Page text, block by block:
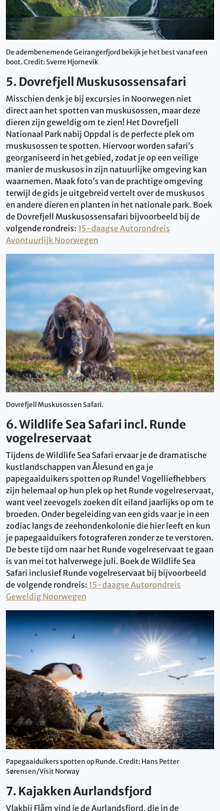
De adembenemende Geirangerfjord bekijk je het best vanaf een
boot. Credit: Sverre Hjornevik
5. Dovrefjell Muskusossensafari
Misschien denk je bij excursies in Noorwegen niet
direct aan het spotten van muskusossen, maar deze
dieren zijn geweldig om te zien! Het Dovrefjell
Nationaal Park nabij Oppdal is de perfecte plek om
muskusossen te spotten. Hiervoor worden safari’s
georganiseerd in het gebied, zodat je op een veilige
manier de muskusos in zijn natuurlijke omgeving kan
waarnemen. Maak foto’s van de prachtige omgeving
terwijl de gids je uitgebreid vertelt over de muskusos
en andere dieren en planten in het nationale park. Boek
de Dovrefjell Muskusossensafari bijvoorbeeld bij de
volgende rondreis: 15-daagse Autorondreis
Avontuurlijk Noorwegen
Dovrefjell Muskusossen Safari.
6. Wildlife Sea Safari incl. Runde
vogelreservaat
Tijdens de Wildlife Sea Safari ervaar je de dramatische
kustlandschappen van Ålesund en ga je
papegaaiduikers spotten op Runde! Vogelliefhebbers
zijn helemaal op hun plek op het Runde vogelreservaat,
want veel zeevogels zoeken dit eiland jaarlijks op om te
broeden. Onder begeleiding van een gids vaar je in een
zodiac langs de zeehondenkolonie die hier leeft en kun
je papegaaiduikers fotograferen zonder ze te verstoren.
De beste tijd om naar het Runde vogelreservaat te gaan
is van mei tot halverwege juli. Boek de Wildlife Sea
Safari inclusief Runde vogelreservaat bij bijvoorbeeld
de volgende rondreis: 15-daagse Autorondreis
Geweldig Noorwegen
Papegaaiduikers spotten op Runde. Credit: Hans Petter
Sørensen/Visit Norway
7. Kajakken Aurlandsfjord
Vlakbij Flåm vind je de Aurlandsfjord, die in de